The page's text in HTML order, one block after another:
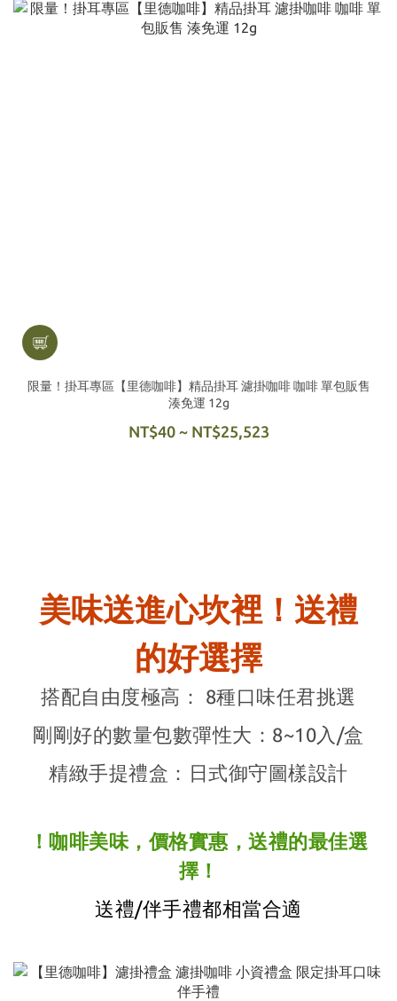
限量！掛耳專區【里德咖啡】精品掛耳 濾掛咖啡 咖啡 單包販售
湊免運 12g
NT$40 ~ NT$25,523
美味送進心坎裡！送禮
的好選擇
搭配自由度極高：
8種口味任君挑選​
剛剛好的數量包數彈性大：8~10入/盒
精緻手提禮盒： 日式御守圖樣設計
！咖啡美味，價格實惠，送禮的最佳選
擇！
送禮/伴手禮都相當合適